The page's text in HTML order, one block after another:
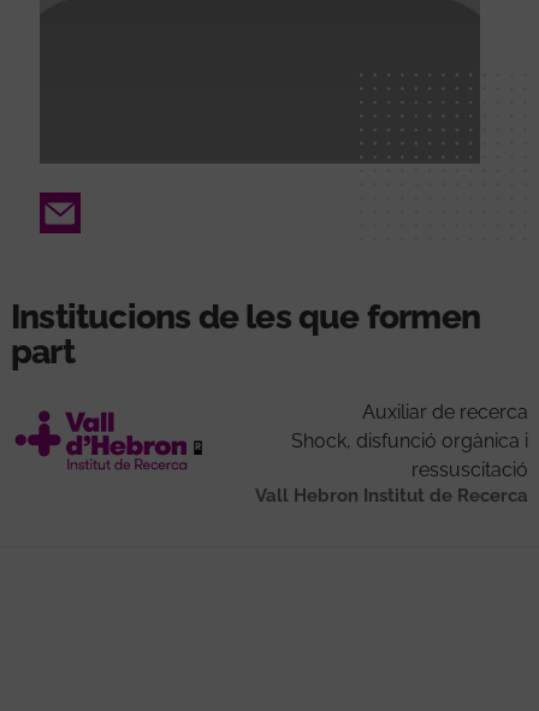
Email
Institucions de les que formen
part
Auxiliar de recerca
Shock, disfunció orgànica i
ressuscitació
Vall Hebron Institut de Recerca